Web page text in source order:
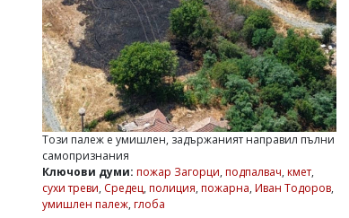
Василев,
v.vasilev@flagman.bg
Касабова,
k.kassabova@flagman.bg
Главен
редактор:
office@flagman.bg
Този палеж е умишлен, задържаният направил пълни
самопризнания
Ключови думи: пожар Загорци, подпалвач, кмет,
сухи треви, Средец, полиция, пожарна, Иван Тодоров,
умишлен палеж, глоба